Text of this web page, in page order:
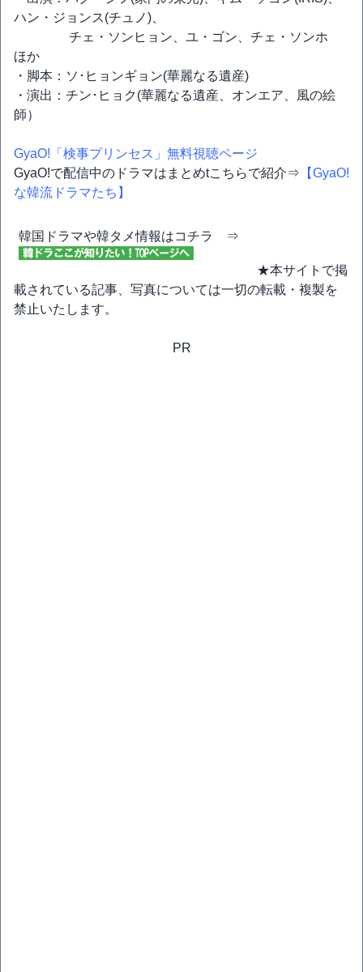
ハン・ジョンス(チュノ)、
チェ・ソンヒョン、ユ・ゴン、チェ・ソンホ
ほか
・脚本：ソ･ヒョンギョン(華麗なる遺産)
・演出：チン･ヒョク(華麗なる遺産、オンエア、風の絵
師）
GyaO!「検事プリンセス」無料視聴ページ
GyaO!で配信中のドラマはまとめtこちらで紹介⇒ 【GyaO!
な韓流ドラマたち】
韓国ドラマや韓タメ情報はコチラ ⇒
★本サイトで掲
載されている記事、写真については一切の転載・複製を
禁止いたします。
PR